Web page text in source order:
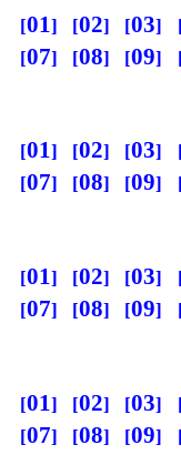
01 02 03
07
08 09
01 02 03
07
08 09
01 02 03
07
08 09
01 02 03
07
08 09